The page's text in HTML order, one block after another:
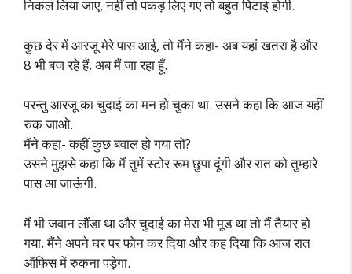
निकल लिया जाए, नहीं तो पकड़ लिए गए तो बहुत पिटाई होगी.
कुछ देर में आरजू मेरे पास आई, तो मैंने कहा- अब यहां खतरा है और
8 भी बज रहे हैं. अब मैं जा रहा हूँ.
परन्तु आरजू का चुदाई का मन हो चुका था. उसने कहा कि आज यहीं
रुक जाओ.
मैंने कहा- कहीं कुछ बवाल हो गया तो?
उसने मुझसे कहा कि मैं तुमें स्टोर रूम छुपा दूंगी और रात को तुम्हारे
पास आ जाऊंगी.
मैं भी जवान लौंडा था और चुदाई का मेरा भी मूड था तो मैं तैयार हो
गया. मैंने अपने घर पर फोन कर दिया और कह दिया कि आज रात
ऑफिस में रुकना पड़ेगा.